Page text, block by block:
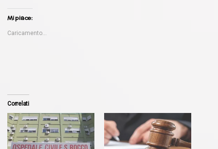
Mi piace:
Caricamento...
Correlati